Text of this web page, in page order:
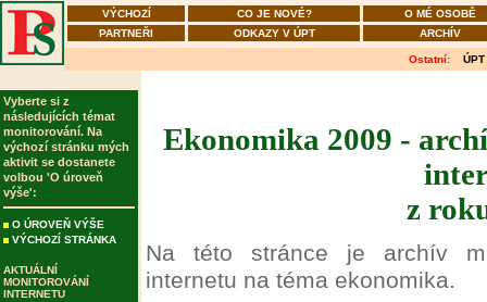
VÝCHOZÍ CO JE NOVÉ?
O MÉ OSOBĚ
PARTNEŘI
ODKAZY V ÚPT ARCHÍV
Ostatní: ÚPT
Vyberte si z
následujících témat
monitorování. Na
výchozí stránku mých
aktivit se dostanete
volbou 'O úroveň
výše':
O ÚROVEŇ VÝŠE
VÝCHOZÍ STRÁNKA
AKTUÁLNÍ
MONITOROVÁNÍ
INTERNETU
Ekonomika 2009 -
z
Na této stránce je archív
internetu na téma ekonomika.